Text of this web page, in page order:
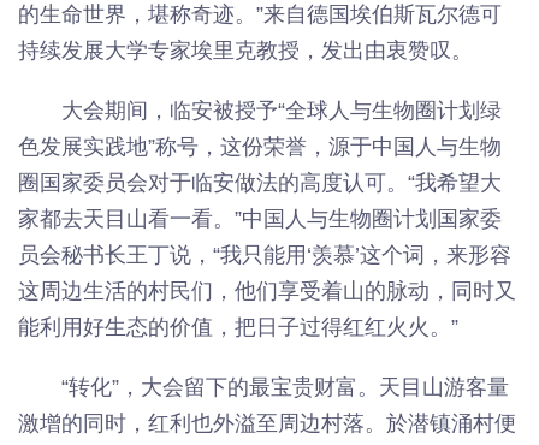
的生命世界，堪称奇迹。”来自德国埃伯斯瓦尔德可
持续发展大学专家埃里克教授，发出由衷赞叹。
大会期间，临安被授予“全球人与生物圈计划绿
色发展实践地”称号，这份荣誉，源于中国人与生物
圈国家委员会对于临安做法的高度认可。“我希望大
家都去天目山看一看。”中国人与生物圈计划国家委
员会秘书长王丁说，“我只能用‘羡慕’这个词，来形容
这周边生活的村民们，他们享受着山的脉动，同时又
能利用好生态的价值，把日子过得红红火火。”
“转化”，大会留下的最宝贵财富。天目山游客量
激增的同时，红利也外溢至周边村落。於潜镇涌村便